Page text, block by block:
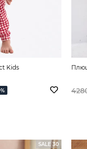
Kids
SALE 30